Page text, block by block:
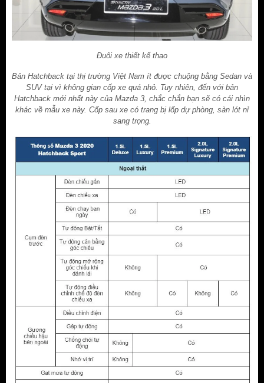
Đuôi xe thiết kế thao
Bản Hatchback tại thị trường Việt Nam ít được chuộng bằng Sedan và
SUV tại vì không gian cốp xe quá nhỏ. Tuy nhiên, đến với bản
Hatchback mới nhất này của Mazda 3, chắc chắn bạn sẽ có cái nhìn
khác về mẫu xe này. Cốp sau xe có trang bị lốp dự phòng, sàn lót nỉ
sang trọng.